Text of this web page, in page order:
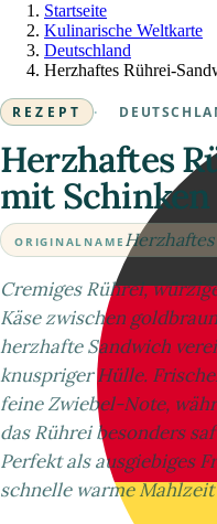
Startseite
Kulinarische Weltkarte
Deutschland
Herzhaftes Rührei-
REZEPT ·
Herzhaftes
mit Schinken
ORIGINALNAME
Cremiges Rührei,
Käse zwischen
herzhafte Sandwich
knuspriger Hülle.
feine Zwiebel-Note,
das Rührei besonders
Perfekt als ausgiebiges
schnelle warme